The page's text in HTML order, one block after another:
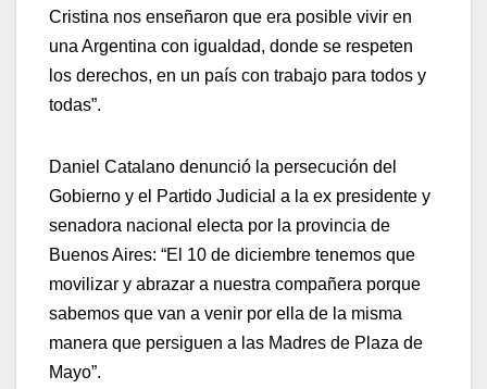
Cristina nos enseñaron que era posible vivir en
una Argentina con igualdad, donde se respeten
los derechos, en un país con trabajo para todos y
todas”.
Daniel Catalano denunció la persecución del
Gobierno y el Partido Judicial a la ex presidente y
senadora nacional electa por la provincia de
Buenos Aires: “El 10 de diciembre tenemos que
movilizar y abrazar a nuestra compañera porque
sabemos que van a venir por ella de la misma
manera que persiguen a las Madres de Plaza de
Mayo”.